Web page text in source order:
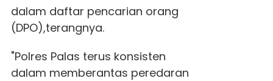
dalam daftar pencarian orang
(DPO),terangnya.
"Polres Palas terus konsisten
dalam memberantas peredaran